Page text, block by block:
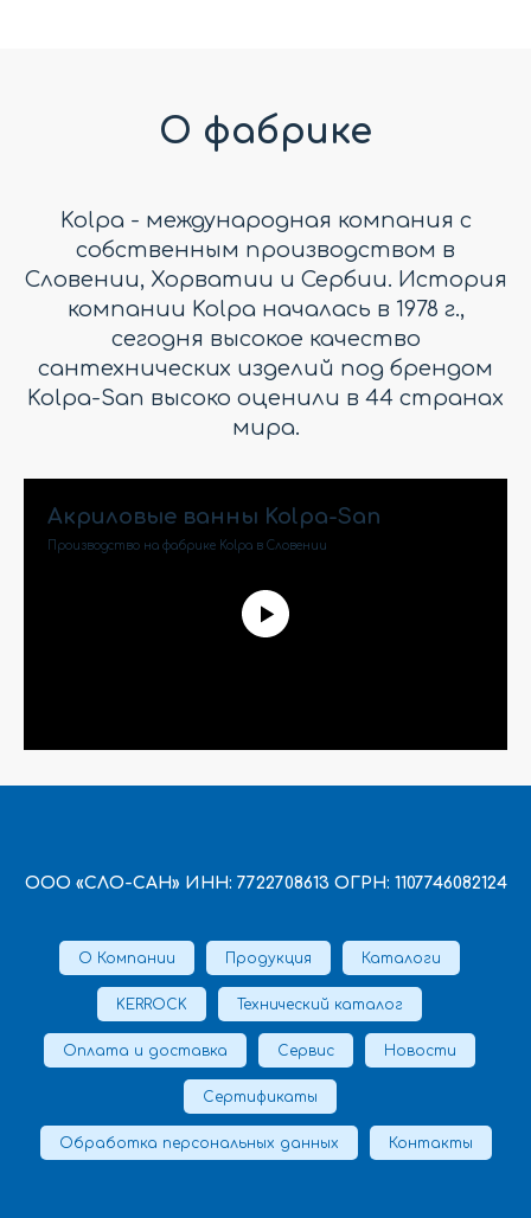
О фабрике
Kolpa - международная компания с
собственным производством в
Словении, Хорватии и Сербии. История
компании Kolpa началась в 1978 г.,
сегодня высокое качество
сантехнических изделий под брендом
Kolpa-San высоко оценили в 44 странах
мира.
Акриловые ванны Kolpa-San
Производство на фабрике Kolpa в Словении
ООО «СЛО-САН» ИНН: 7722708613 ОГРН: 1107746082124
О Компании Продукция Каталоги
KERROCK Технический каталог
Оплата и доставка Сервис Новости
Сертификаты
Обработка персональных данных Контакты